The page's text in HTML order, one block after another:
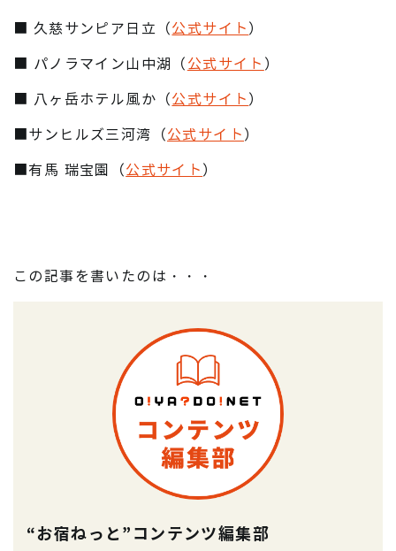
■ 久慈サンピア日立（公式サイト ）
■ パノラマイン山中湖（ 公式サイト ）
■ 八ヶ岳ホテル風か（公式サイト ）
■サンヒルズ三河湾（公式サイト ）
■有馬 瑞宝園（公式サイト ）
この記事を書いたのは・・・
“お宿ねっと”コンテンツ編集部